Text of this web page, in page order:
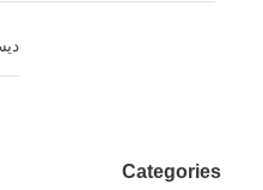
Categories